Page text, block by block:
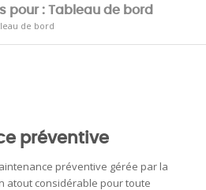
pour : Tableau de bord
de bord
préventive
préventive gérée par la
atout considérable pour toute